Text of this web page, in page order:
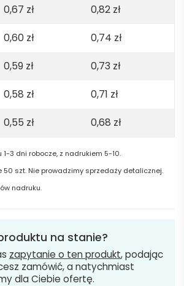
0,67 zł 0,82 zł
0,60 zł 0,74 zł
0,59 zł 0,73 zł
0,58 zł 0,71 zł
0,55 zł 0,68 zł
1-3 dni robocze, z nadrukiem 5-10.
50 szt. Nie prowadzimy sprzedaży detalicznej.
nadruku.
na stanie?
zapytanie o ten produkt, podając
zamówić, a natychmiast
dla Ciebie ofertę.